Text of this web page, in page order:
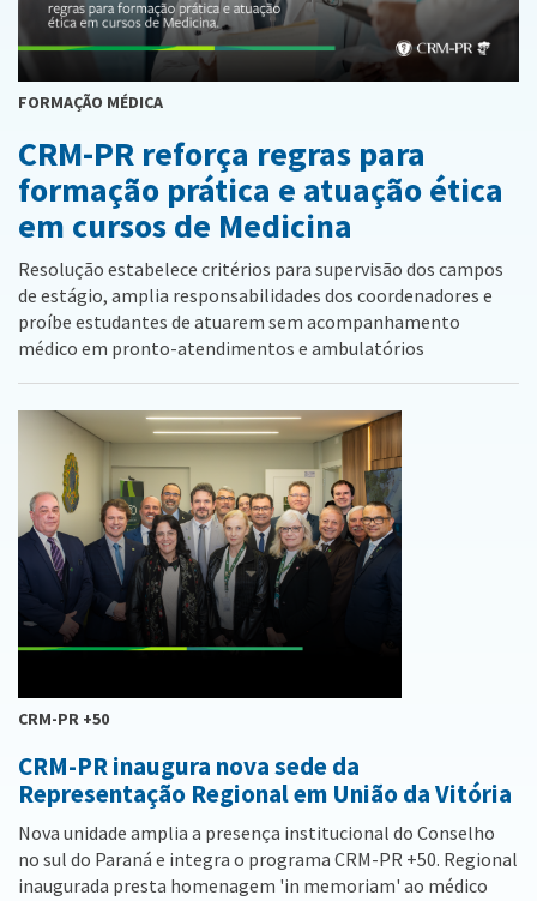
FORMAÇÃO MÉDICA
CRM-PR reforça regras para
formação prática e atuação ética
em cursos de Medicina
Resolução estabelece critérios para supervisão dos campos
de estágio, amplia responsabilidades dos coordenadores e
proíbe estudantes de atuarem sem acompanhamento
médico em pronto-atendimentos e ambulatórios
CRM-PR +50
CRM-PR inaugura nova sede da
Representação Regional em União da Vitória
Nova unidade amplia a presença institucional do Conselho
no sul do Paraná e integra o programa CRM-PR +50. Regional
inaugurada presta homenagem 'in memoriam' ao médico